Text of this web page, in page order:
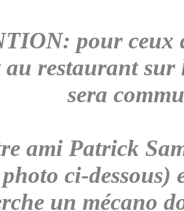
pour ceux
au restaurant
sera
ami Patrick
ci-
un mécano